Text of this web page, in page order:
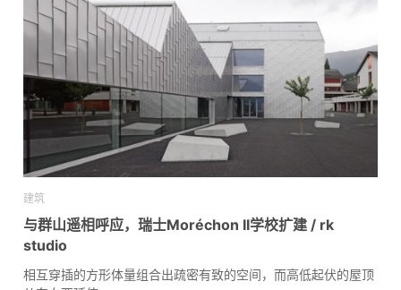
建筑
与群山遥相呼应，瑞士Moréchon II学校扩建 / rk
studio
相互穿插的方形体量组合出疏密有致的空间，而高低起伏的屋顶